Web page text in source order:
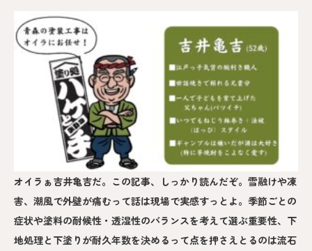
オイラぁ吉井亀吉だ。この記事、しっかり読んだぞ。雪融けや凍
害、潮風で外壁が痛むって話は現場で実感すっとよ。季節ごとの
症状や塗料の耐候性・透湿性のバランスを考えて選ぶ重要性、下
地処理と下塗りが耐久年数を決めるって点を押さえとるのは流石